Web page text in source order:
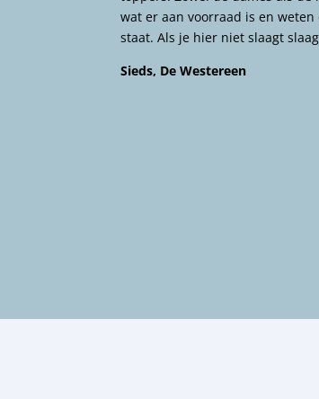
wat er aan voorraad is en weten
staat. Als je hier niet slaagt
Sieds, De Westereen